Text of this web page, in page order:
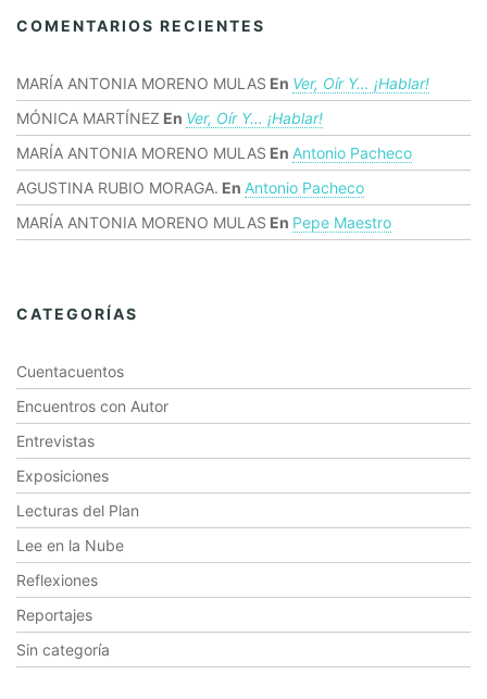
COMENTARIOS RECIENTES
MARÍA ANTONIA MORENO MULAS En Ver, Oír Y… ¡hablar!
MÓNICA MARTÍNEZ En Ver, Oír Y… ¡hablar!
MARÍA ANTONIA MORENO MULAS En Antonio Pacheco
AGUSTINA RUBIO MORAGA. En Antonio Pacheco
MARÍA ANTONIA MORENO MULAS En Pepe Maestro
CATEGORÍAS
Cuentacuentos
Encuentros con Autor
Entrevistas
Exposiciones
Lecturas del Plan
Lee en la Nube
Reflexiones
Reportajes
Sin categoría